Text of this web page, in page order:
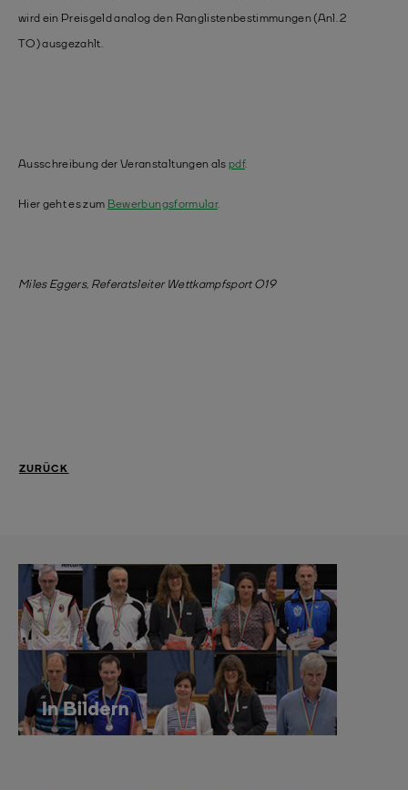
wird ein Preisgeld analog den Ranglistenbestimmungen (Anl. 2
TO) ausgezahlt.
Ausschreibung der Veranstaltungen als pdf.
Hier geht es zum Bewerbungsformular.
Miles Eggers, Referatsleiter Wettkampfsport O19
ZURÜCK